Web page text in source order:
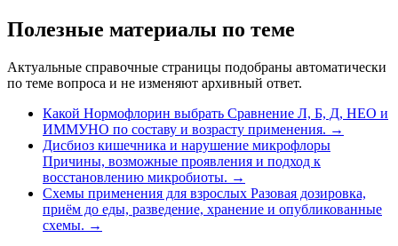
Полезные материалы по теме
Актуальные справочные страницы подобраны автоматически
по теме вопроса и не изменяют архивный ответ.
Какой Нормофлорин выбрать Сравнение Л, Б, Д, НЕО и
ИММУНО по составу и возрасту применения. →
Дисбиоз кишечника и нарушение микрофлоры
Причины, возможные проявления и подход к
восстановлению микробиоты. →
Схемы применения для взрослых Разовая дозировка,
приём до еды, разведение, хранение и опубликованные
схемы. →